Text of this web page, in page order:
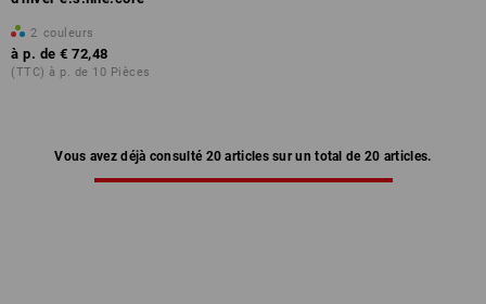
2 couleurs
à p. de € 72,48
(TTC) à p. de 10 Pièces
Vous avez déjà consulté 20 articles sur un total de 20 articles.